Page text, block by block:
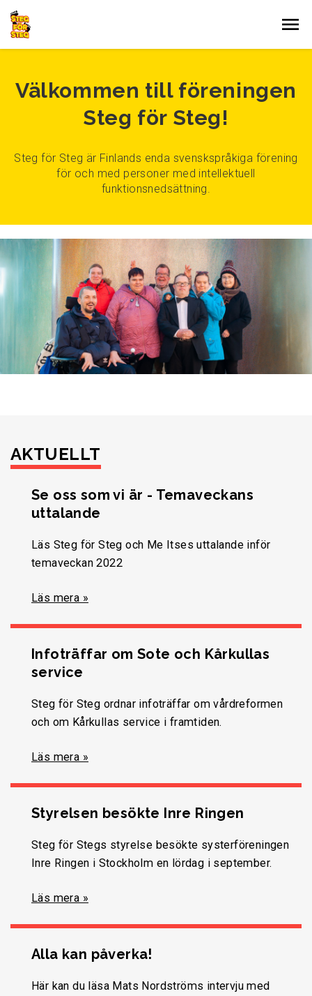
Gå till innehållet
Välkommen till föreningen
Steg för Steg!
Steg för Steg är Finlands enda svenskspråkiga förening
för och med personer med intellektuell
funktionsnedsättning.
AKTUELLT
Se oss som vi är - Temaveckans
uttalande
Läs Steg för Steg och Me Itses uttalande inför
temaveckan 2022
Läs mera »
Infoträffar om Sote och Kårkullas
service
Steg för Steg ordnar infoträffar om vårdreformen
och om Kårkullas service i framtiden.
Läs mera »
Styrelsen besökte Inre Ringen
Steg för Stegs styrelse besökte systerföreningen
Inre Ringen i Stockholm en lördag i september.
Läs mera »
Alla kan påverka!
Här kan du läsa Mats Nordströms intervju med